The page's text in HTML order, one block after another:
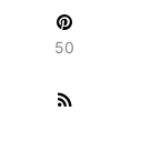
50